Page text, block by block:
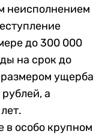
неисполнением
до 300 000
на срок до
ущерба
а
в особо крупном